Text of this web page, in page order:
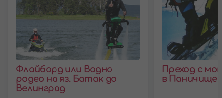
Флайборд или Водно
родео на яз. Батак до
Велинград
Преход с
в Паничище